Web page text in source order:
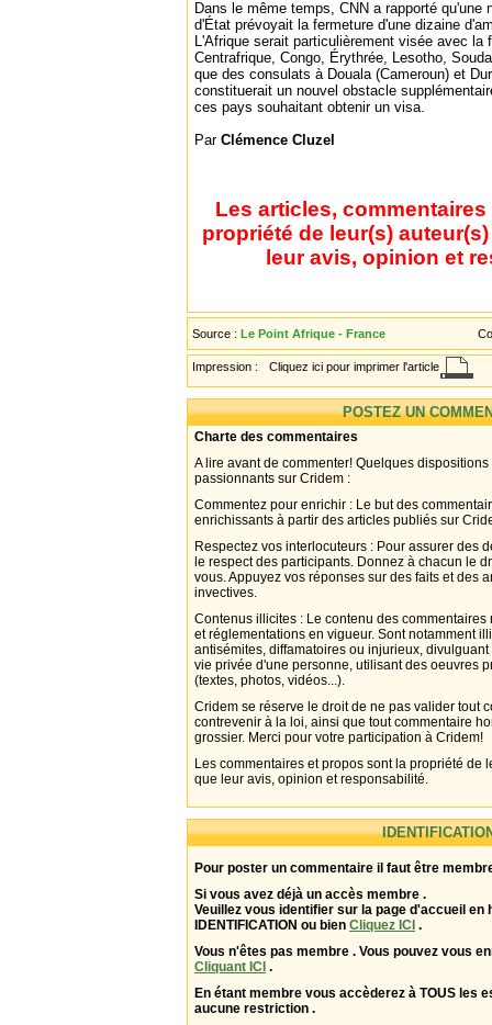
Dans le même temps, CNN a rapporté qu'une
d'État prévoyait la fermeture d'une dizaine
L'Afrique serait particulièrement visée avec la
Centrafrique, Congo, Érythrée, Lesotho,
que des consulats à Douala (Cameroun) et
constituerait un nouvel obstacle
ces pays souhaitant obtenir un visa.
Par Clémence Cluzel
Les articles,
propriété de leur(s)
leur avis, opinion et
Source : Le Point Afrique - France
Impression : Cliquez ici pour imprimer l'article
POSTEZ UN
Charte des commentaires
A lire avant de commenter! Quelques
passionnants sur Cridem :
Commentez pour enrichir : Le but des
enrichissants à partir des articles publiés sur
Respectez vos interlocuteurs : Pour assurer des
le respect des participants. Donnez à chacun le
vous. Appuyez vos réponses sur des faits et des
invectives.
Contenus illicites : Le contenu des
et réglementations en vigueur. Sont notamment
antisémites, diffamatoires ou injurieux,
vie privée d'une personne, utilisant des oeuvres
(textes, photos, vidéos...).
Cridem se réserve le droit de ne pas valider tout
contrevenir à la loi, ainsi que tout commentaire
grossier. Merci pour votre participation à Cridem!
Les commentaires et propos sont la propriété de
que leur avis, opinion et responsabilité.
Pour poster un commentaire il faut être
Si vous avez déjà un accès membre .
Veuillez vous identifier sur la page d'accueil en
IDENTIFICATION ou bien Cliquez ICI .
Vous n'êtes pas membre . Vous pouvez vous
Cliquant ICI .
En étant membre vous accèderez à TOUS les
aucune restriction .